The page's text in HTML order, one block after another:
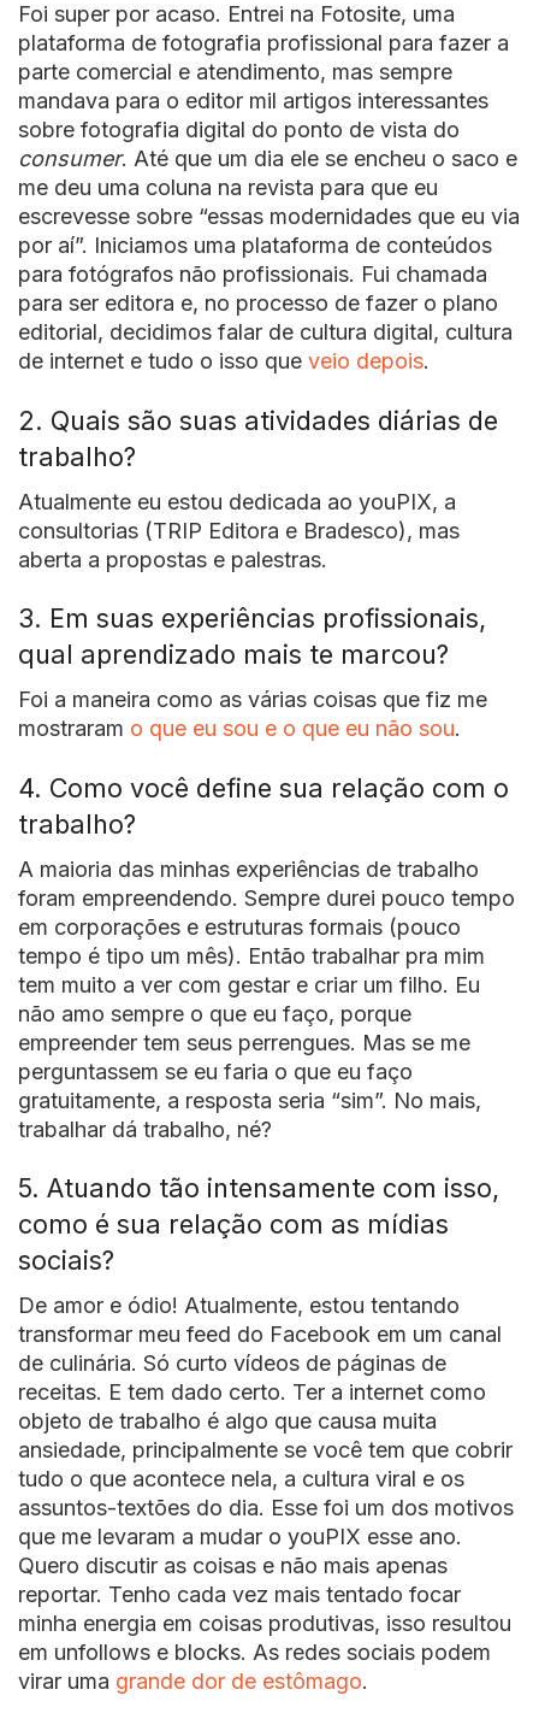
Foi super por acaso. Entrei na Fotosite, uma
plataforma de fotografia profissional para fazer a
parte comercial e atendimento, mas sempre
mandava para o editor mil artigos interessantes
sobre fotografia digital do ponto de vista do
consumer. Até que um dia ele se encheu o saco e
me deu uma coluna na revista para que eu
escrevesse sobre “essas modernidades que eu via
por aí”. Iniciamos uma plataforma de conteúdos
para fotógrafos não profissionais. Fui chamada
para ser editora e, no processo de fazer o plano
editorial, decidimos falar de cultura digital, cultura
de internet e tudo o isso que veio depois.
2. Quais são suas atividades diárias de
trabalho?
Atualmente eu estou dedicada ao youPIX, a
consultorias (TRIP Editora e Bradesco), mas
aberta a propostas e palestras.
3. Em suas experiências profissionais,
qual aprendizado mais te marcou?
Foi a maneira como as várias coisas que fiz me
mostraram o que eu sou e o que eu não sou.
4. Como você define sua relação com o
trabalho?
A maioria das minhas experiências de trabalho
foram empreendendo. Sempre durei pouco tempo
em corporações e estruturas formais (pouco
tempo é tipo um mês). Então trabalhar pra mim
tem muito a ver com gestar e criar um filho. Eu
não amo sempre o que eu faço, porque
empreender tem seus perrengues. Mas se me
perguntassem se eu faria o que eu faço
gratuitamente, a resposta seria “sim”. No mais,
trabalhar dá trabalho, né?
5. Atuando tão intensamente com isso,
como é sua relação com as mídias
sociais?
De amor e ódio! Atualmente, estou tentando
transformar meu feed do Facebook em um canal
de culinária. Só curto vídeos de páginas de
receitas. E tem dado certo. Ter a internet como
objeto de trabalho é algo que causa muita
ansiedade, principalmente se você tem que cobrir
tudo o que acontece nela, a cultura viral e os
assuntos-textões do dia. Esse foi um dos motivos
que me levaram a mudar o youPIX esse ano.
Quero discutir as coisas e não mais apenas
reportar. Tenho cada vez mais tentado focar
minha energia em coisas produtivas, isso resultou
em unfollows e blocks. As redes sociais podem
virar uma grande dor de estômago.